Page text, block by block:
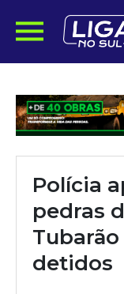
Polícia
pedras
detidos